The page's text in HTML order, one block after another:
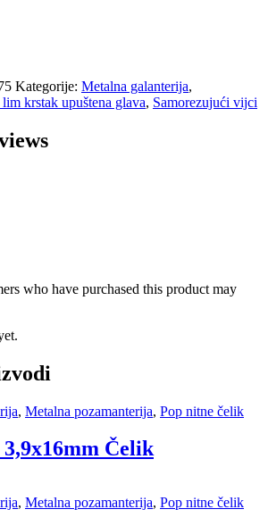
Kategorije: Metalna galanterija,
krstak upuštena glava, Samorezujući vijci
who have purchased this product may
, Metalna pozamanterija, Pop nitne čelik
Čelik
, Metalna pozamanterija, Pop nitne čelik